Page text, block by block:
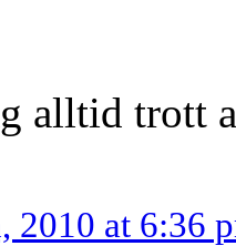
alltid
2010 at 6:36